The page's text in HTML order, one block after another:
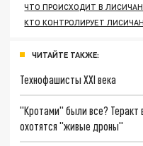
ЧТО ПРОИСХОДИТ В
КТО КОНТРОЛИРУЕТ
ЧИТАЙТЕ ТАКЖЕ:
Технофашисты XXI века
"Кротами" были все? Теракт
охотятся "живые дроны"